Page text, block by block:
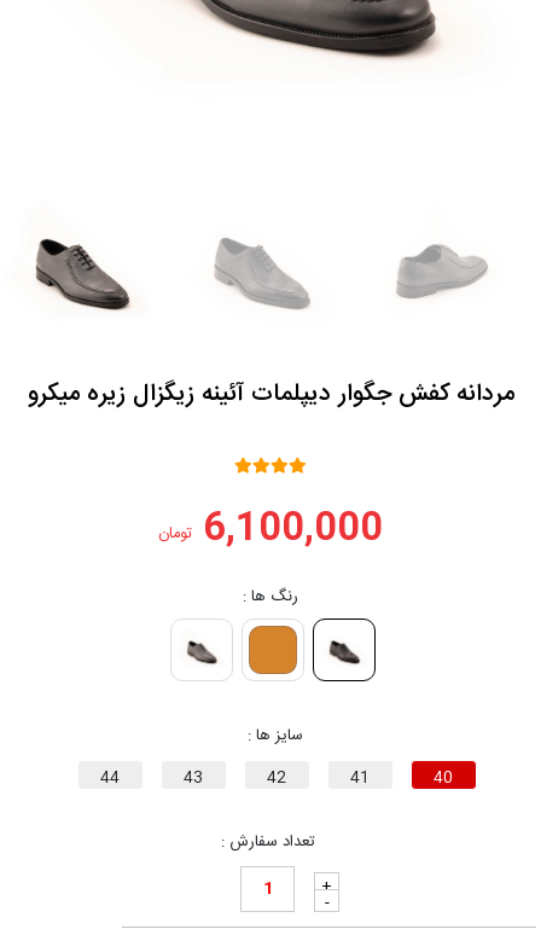
مردانه کفش جگوار دیپلمات آئینه زیگزال زیره میکرو
6,100,000 تومان
رنگ ها :
سایز ها :
40
41
42
43
44
تعداد سفارش :
+
-